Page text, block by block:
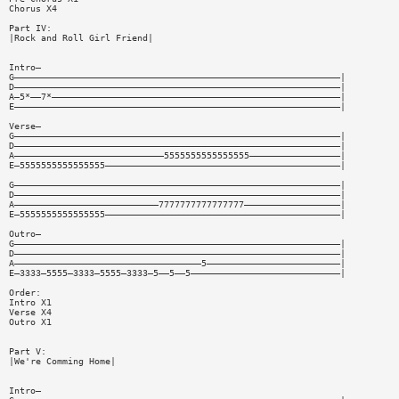
Chorus X4
Part IV:
|Rock and Roll Girl Friend|
Intro—
G—————————————————————————————————————————————————————————————|
D—————————————————————————————————————————————————————————————|
A—5*——7*——————————————————————————————————————————————————————|
E—————————————————————————————————————————————————————————————|
Verse—
G—————————————————————————————————————————————————————————————|
D—————————————————————————————————————————————————————————————|
A————————————————————————————5555555555555555—————————————————|
E—5555555555555555————————————————————————————————————————————|
G—————————————————————————————————————————————————————————————|
D—————————————————————————————————————————————————————————————|
A———————————————————————————7777777777777777——————————————————|
E—5555555555555555————————————————————————————————————————————|
Outro—
G—————————————————————————————————————————————————————————————|
D—————————————————————————————————————————————————————————————|
A———————————————————————————————————5—————————————————————————|
E—3333—5555—3333—5555—3333—5——5——5————————————————————————————|
Order:
Intro X1
Verse X4
Outro X1
Part V:
|We're Comming Home|
Intro—